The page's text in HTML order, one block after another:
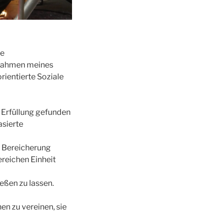
meines
Soziale
Erfüllung gefunden
Einheit
zu lassen.
zu vereinen, sie